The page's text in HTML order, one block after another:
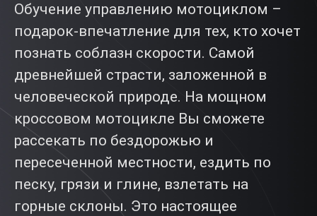
Обучение управлению мотоциклом –
подарок-впечатление для тех, кто хочет
познать соблазн скорости. Самой
древнейшей страсти, заложенной в
человеческой природе. На мощном
кроссовом мотоцикле Вы сможете
рассекать по бездорожью и
пересеченной местности, ездить по
песку, грязи и глине, взлетать на
горные склоны. Это настоящее